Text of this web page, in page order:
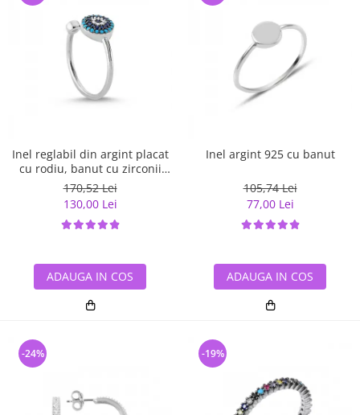
Inel reglabil din argint placat
cu rodiu, banut cu zirconii
albe si albastre
170,52 Lei
130,00 Lei
ADAUGA IN COS
Inel argint 925 cu banut
105,74 Lei
77,00 Lei
ADAUGA IN COS
-24% -19%